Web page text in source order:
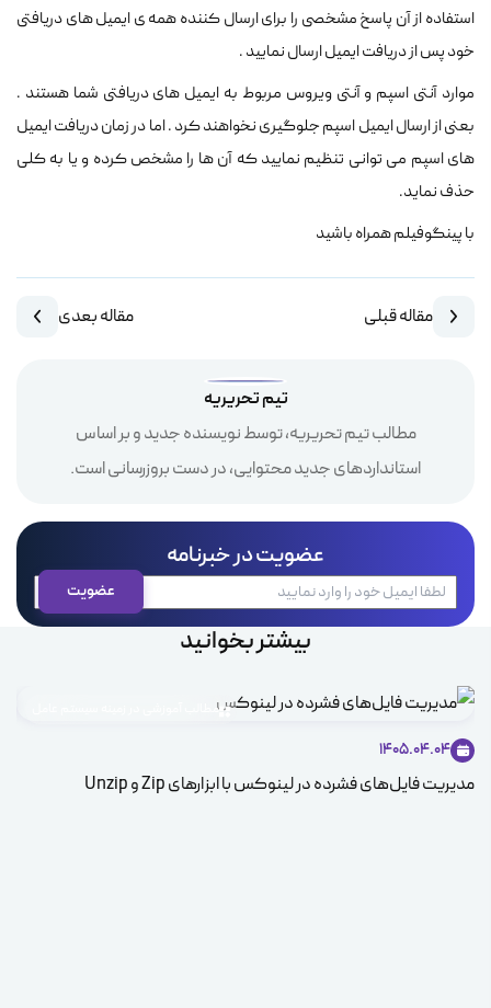
استفاده از آن پاسخ مشخصی را برای ارسال کننده همه ی ایمیل های دریافتی
خود پس از دریافت ایمیل ارسال نمایید .
موارد آنتی اسپم و آنتی ویروس مربوط به ایمیل های دریافتی شما هستند .
بعنی از ارسال ایمیل اسپم جلوگیری نخواهند کرد . اما در زمان دریافت ایمیل
های اسپم می توانی تنظیم نمایید که آن ها را مشخص کرده و یا به کلی
حذف نماید.
با پینگوفیلم همراه باشید
مقاله قبلی مقاله بعدی
تیم تحریریه
مطالب تیم تحریریه، توسط نویسنده جدید و بر اساس
استانداردهای جدید محتوایی، در دست بروزرسانی است.
عضویت در خبرنامه
بیشتر بخوانید
مطالب آموزشی در زمینه سیستم عامل
1405.04.04
مدیریت فایل‌های فشرده در لینوکس با ابزارهای Zip و Unzip